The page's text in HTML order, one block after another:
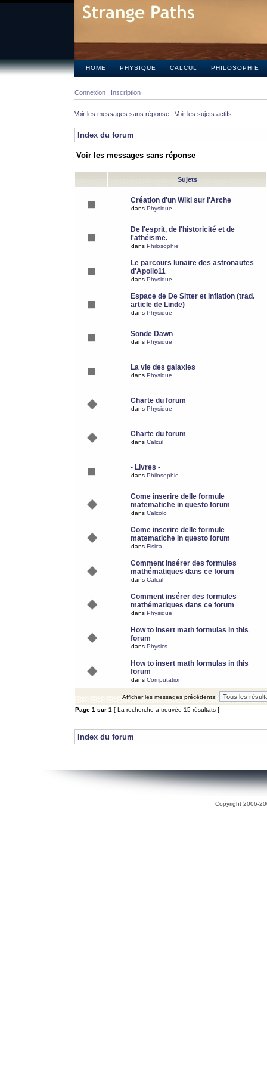
HOME PHYSIQUE CALCUL PHILOSOPHIE
Connexion Inscription
Voir les messages sans réponse | Voir les sujets actifs
Index du forum
Voir les messages sans réponse
Sujets
Création d'un Wiki sur l'Arche
dans Physique
De l'esprit, de l'historicité et de
l'athéisme.
dans Philosophie
Le parcours lunaire des astronautes
d'Apollo11
dans Physique
Espace de De Sitter et inflation (trad.
article de Linde)
dans Physique
Sonde Dawn
dans Physique
La vie des galaxies
dans Physique
Charte du forum
dans Physique
Charte du forum
dans Calcul
- Livres -
dans Philosophie
Come inserire delle formule
matematiche in questo forum
dans Calcolo
Come inserire delle formule
matematiche in questo forum
dans Fisica
Comment insérer des formules
mathématiques dans ce forum
dans Calcul
Comment insérer des formules
mathématiques dans ce forum
dans Physique
How to insert math formulas in this
forum
dans Physics
How to insert math formulas in this
forum
dans Computation
Afficher les messages précédents:
Page 1 sur 1 [ La recherche a trouvée 15 résultats ]
Index du forum
Copyright 2006-